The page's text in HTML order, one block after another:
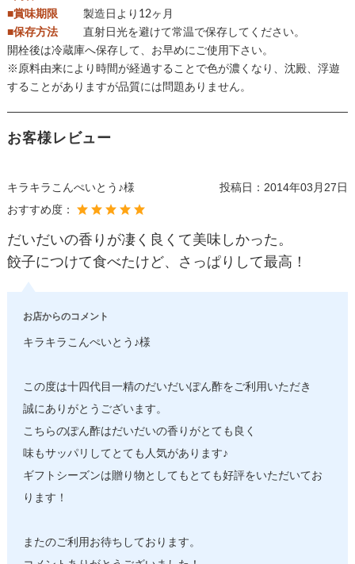
■賞味期限製造日より12ヶ月
■保存方法直射日光を避けて常温で保存してください。
開栓後は冷蔵庫へ保存して、お早めにご使用下さい。
※原料由来により時間が経過することで色が濃くなり、沈殿、浮遊
することがありますが品質には問題ありません。
お客様レビュー
キラキラこんぺいとう♪様 投稿日： 2014年03月27日
おすすめ度：
だいだいの香りが凄く良くて美味しかった。
餃子につけて食べたけど、さっぱりして最高！
お店からのコメント
キラキラこんぺいとう♪様
この度は十四代目一精のだいだいぽん酢をご利用いただき
誠にありがとうございます。
こちらのぽん酢はだいだいの香りがとても良く
味もサッパリしてとても人気があります♪
ギフトシーズンは贈り物としてもとても好評をいただいてお
ります！
またのご利用お待ちしております。